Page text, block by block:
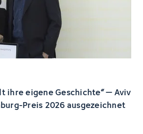
ihre eigene Geschichte“ – Aviv
Preis 2026 ausgezeichnet